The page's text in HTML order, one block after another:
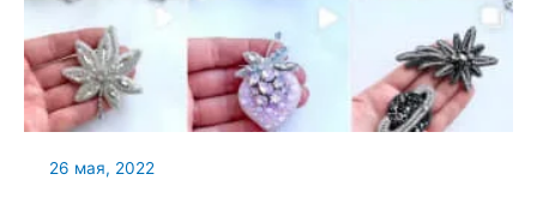
26 мая, 2022